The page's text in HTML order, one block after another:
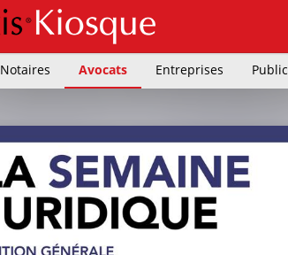
Notaires Avocats Entreprises Public